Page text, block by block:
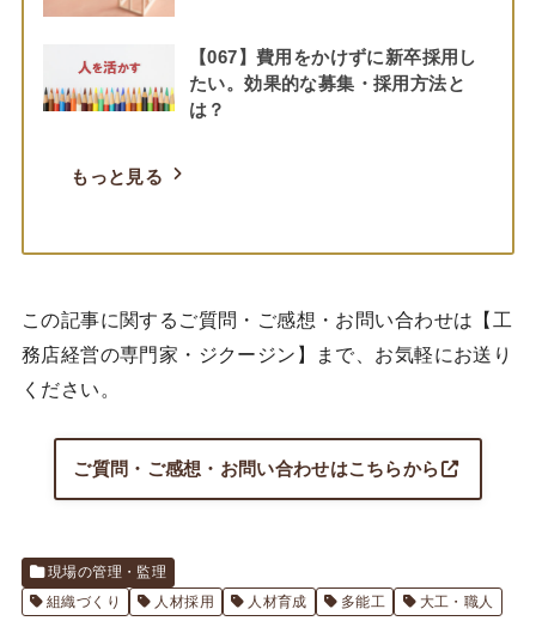
【067】費用をかけずに新卒採用し
たい。効果的な募集・採用方法と
は？
もっと見る
この記事に関するご質問・ご感想・お問い合わせは【工
務店経営の専門家・ジクージン】まで、お気軽にお送り
ください。
ご質問・ご感想・お問い合わせはこちらから
現場の管理・監理
組織づくり
人材採用 人材育成 多能工 大工・職人